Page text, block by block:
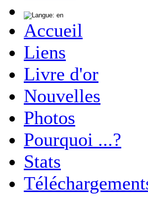
Accueil
Liens
Livre d'or
Nouvelles
Photos
Pourquoi ...?
Stats